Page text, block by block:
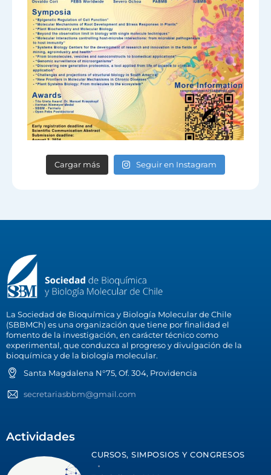
Cargar más Seguir en Instagram
La Sociedad de Bioquímica y Biología Molecular de Chile
(SBBMCh) es una organización que tiene por finalidad el
fomento de la investigación, en carácter técnico como
experimental, que conduzca al progreso y divulgación de la
bioquímica y de la biología molecular.
Santa Magdalena N°75, Of. 304, Providencia
secretariasbbm@gmail.com
Actividades
CURSOS, SIMPOSIOS Y CONGRESOS